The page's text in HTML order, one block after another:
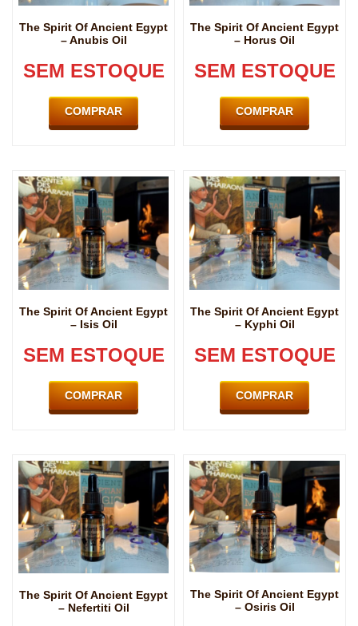
The Spirit Of Ancient Egypt
– Anubis Oil
SEM ESTOQUE
COMPRAR
The Spirit Of Ancient Egypt
– Horus Oil
SEM ESTOQUE
COMPRAR
The Spirit Of Ancient Egypt
– Isis Oil
SEM ESTOQUE
COMPRAR
The Spirit Of Ancient Egypt
– Kyphi Oil
SEM ESTOQUE
COMPRAR
The Spirit Of Ancient Egypt
– Nefertiti Oil
The Spirit Of Ancient Egypt
– Osiris Oil